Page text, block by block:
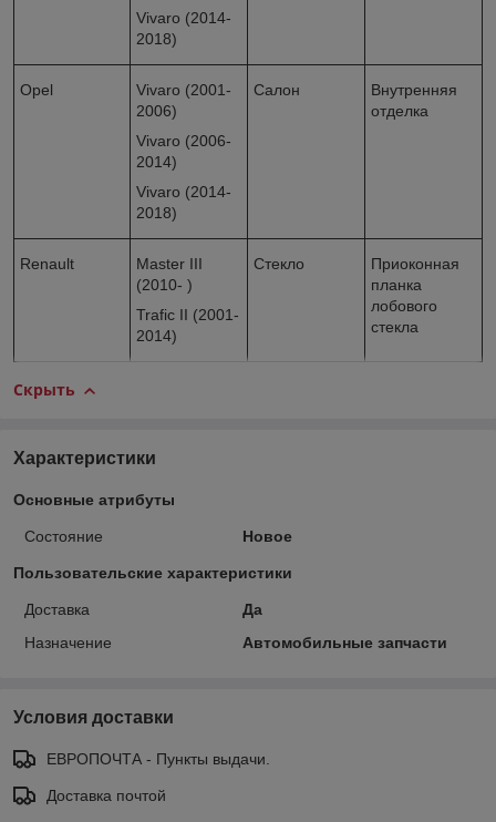
Vivaro (2014-
2018)
Opel
Vivaro (2001-
2006)
Vivaro (2006-
2014)
Vivaro (2014-
2018)
Салон
Внутренняя
отделка
Renault
Master III
(2010- )
Trafic II (2001-
2014)
Стекло
Приоконная
планка
лобового
стекла
Скрыть
Характеристики
Основные атрибуты
Состояние Новое
Пользовательские характеристики
Доставка
Да
Назначение
Автомобильные запчасти
Условия доставки
ЕВРОПОЧТА - Пункты выдачи.
Доставка почтой